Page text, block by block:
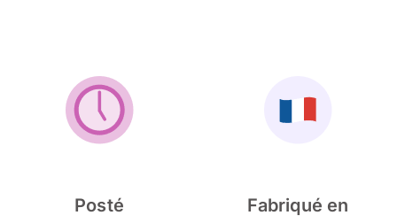
Posté
Fabriqué en